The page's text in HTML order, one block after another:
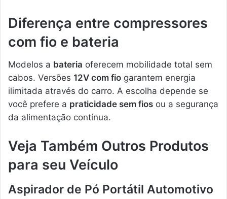
Diferença entre compressores
com fio e bateria
Modelos a bateria oferecem mobilidade total sem
cabos. Versões 12V com fio garantem energia
ilimitada através do carro. A escolha depende se
você prefere a praticidade sem fios ou a segurança
da alimentação contínua.
Veja Também Outros Produtos
para seu Veículo
Aspirador de Pó Portátil Automotivo